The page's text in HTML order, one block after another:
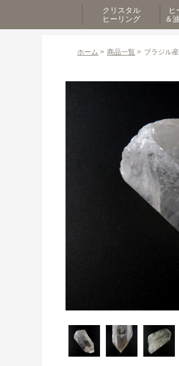
クリスタル
ヒーリング
ヒ
＆
ホーム > 商品一覧 > ブラジル